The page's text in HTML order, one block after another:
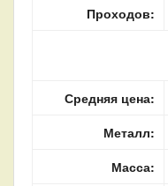
Проходов:
Средняя цена:
Металл:
Масса: